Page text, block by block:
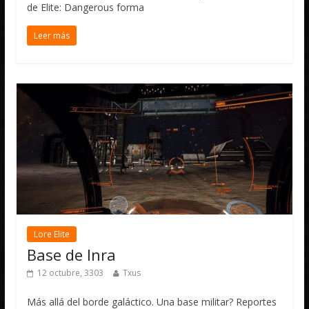
de Elite: Dangerous forma
Leer más
Lore Elite
Base de Inra
12 octubre, 3303 Txus
Más allá del borde galáctico. Una base militar? Reportes